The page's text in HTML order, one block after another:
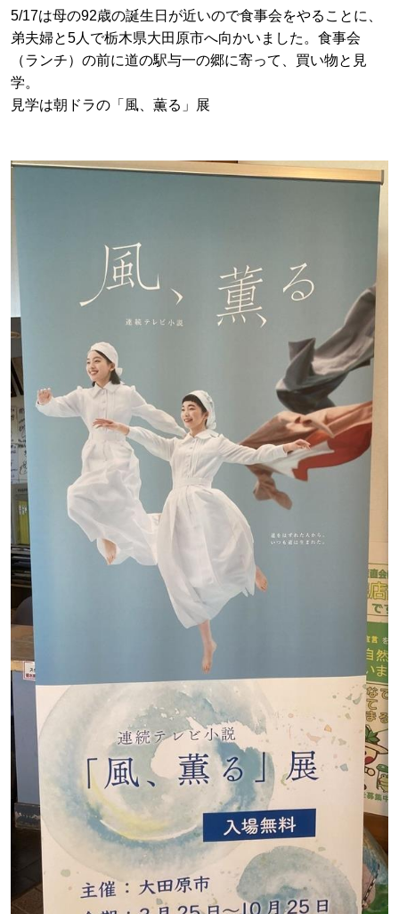
5/17は母の92歳の誕生日が近いので食事会をやることに、
弟夫婦と5人で栃木県大田原市へ向かいました。食事会
（ランチ）の前に道の駅与一の郷に寄って、買い物と見
学。
見学は朝ドラの「風、薫る」展